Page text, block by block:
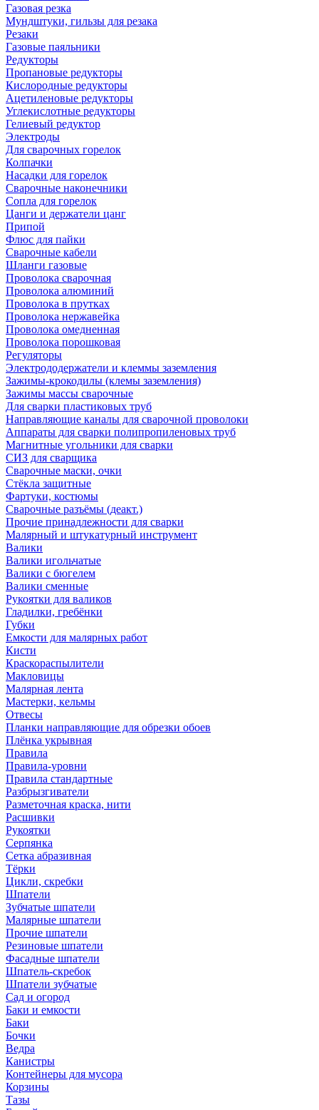
Газовая резка
Мундштуки, гильзы для резака
Резаки
Газовые паяльники
Редукторы
Пропановые редукторы
Кислородные редукторы
Ацетиленовые редукторы
Углекислотные редукторы
Гелиевый редуктор
Электроды
Для сварочных горелок
Колпачки
Насадки для горелок
Сварочные наконечники
Сопла для горелок
Цанги и держатели цанг
Припой
Флюс для пайки
Сварочные кабели
Шланги газовые
Проволока сварочная
Проволока алюминий
Проволока в прутках
Проволока нержавейка
Проволока омедненная
Проволока порошковая
Регуляторы
Электрододержатели и клеммы заземления
Зажимы-крокодилы (клемы заземления)
Зажимы массы сварочные
Для сварки пластиковых труб
Направляющие каналы для сварочной проволоки
Аппараты для сварки полипропиленовых труб
Магнитные угольники для сварки
СИЗ для сварщика
Сварочные маски, очки
Стёкла защитные
Фартуки, костюмы
Сварочные разъёмы (деакт.)
Прочие принадлежности для сварки
Малярный и штукатурный инструмент
Валики
Валики игольчатые
Валики с бюгелем
Валики сменные
Рукоятки для валиков
Гладилки, гребёнки
Губки
Емкости для малярных работ
Кисти
Краскораспылители
Макловицы
Малярная лента
Мастерки, кельмы
Отвесы
Планки направляющие для обрезки обоев
Плёнка укрывная
Правила
Правила-уровни
Правила стандартные
Разбрызгиватели
Разметочная краска, нити
Расшивки
Рукоятки
Серпянка
Сетка абразивная
Тёрки
Цикли, скребки
Шпатели
Зубчатые шпатели
Малярные шпатели
Прочие шпатели
Резиновые шпатели
Фасадные шпатели
Шпатель-скребок
Шпатели зубчатые
Сад и огород
Баки и емкости
Баки
Бочки
Ведра
Канистры
Контейнеры для мусора
Корзины
Тазы